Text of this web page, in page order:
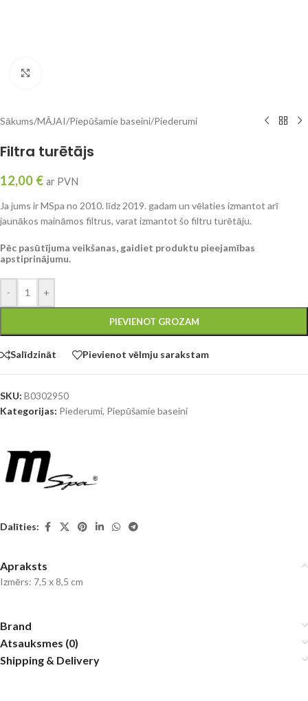
Sākums/MĀJAI/Piepūšamie baseini/Piederumi
Filtra turētājs
12,00 € ar PVN
Ja jums ir MSpa no 2010. līdz 2019. gadam un vēlaties izmantot arī
jaunākos maināmos filtrus, varat izmantot šo filtru turētāju.
Pēc pasūtījuma veikšanas, gaidiet produktu pieejamības
apstiprinājumu.
- +
PIEVIENOT GROZAM
Salīdzināt Pievienot vēlmju sarakstam
SKU: B0302950
Kategorijas: Piederumi, Piepūšamie baseini
Dalīties:
Apraksts
Izmērs: 7,5 x 8,5 cm
Brand
Atsauksmes (0)
Shipping & Delivery